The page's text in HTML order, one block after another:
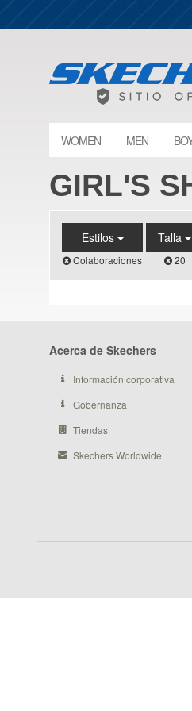
WOMEN MEN
GIRL'S
Estilos
Colaboraciones
Talla
20
Acerca de Skechers
Información corporativa
Gobernanza
Tiendas
Skechers Worldwide